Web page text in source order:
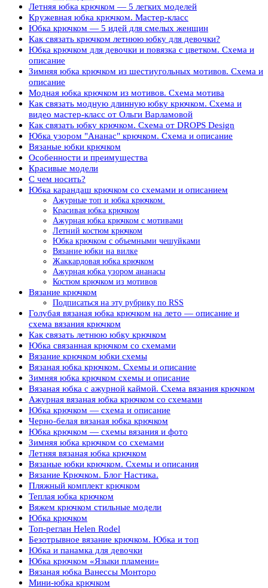
Летняя юбка крючком — 5 легких моделей
Кружевная юбка крючком. Мастер-класс
Юбка крючком — 5 идей для смелых женщин
Как связать крючком летнюю юбку для девочки?
Юбка крючком для девочки и повязка с цветком. Схема и
описание
Зимняя юбка крючком из шестиугольных мотивов. Схема и
описание
Модная юбка крючком из мотивов. Схема мотива
Как связать модную длинную юбку крючком. Схема и
видео мастер-класс от Ольги Варламовой
Как связать юбку крючком. Схема от DROPS Design
Юбка узором "Ананас" крючком. Схема и описание
Вязаные юбки крючком
Особенности и преимущества
Красивые модели
С чем носить?
Юбка карандаш крючком со схемами и описанием
Ажурные топ и юбка крючком.
Красивая юбка крючком
Ажурная юбка крючком с мотивами
Летний костюм крючком
Юбка крючком с объемными чешуйками
Вязание юбки на вилке
Жаккардовая юбка крючком
Ажурная юбка узором ананасы
Костюм крючком из мотивов
Вязание крючком
Подписаться на эту рубрику по RSS
Голубая вязаная юбка крючком на лето — описание и
схема вязания крючком
Как связать летнюю юбку крючком
Юбка связанная крючком со схемами
Вязание крючком юбки схемы
Вязаная юбка крючком. Схемы и описание
Зимняя юбка крючком схемы и описание
Вязаная юбка с ажурной каймой. Схема вязания крючком
Ажурная вязаная юбка крючком со схемами
Юбка крючком — схема и описание
Черно-белая вязаная юбка крючком
Юбка крючком — схемы вязания и фото
Зимняя юбка крючком со схемами
Летняя вязаная юбка крючком
Вязаные юбки крючком. Cхемы и описания
Вязание Крючком. Блог Настика.
Пляжный комплект крючком
Теплая юбка крючком
Вяжем крючком стильные модели
Юбка крючком
Топ-реглан Helen Rodel
Безотрывное вязание крючком. Юбка и топ
Юбка и панамка для девочки
Юбка крючком «Языки пламени»
Вязаная юбка Ванессы Монторо
Мини-юбка крючком